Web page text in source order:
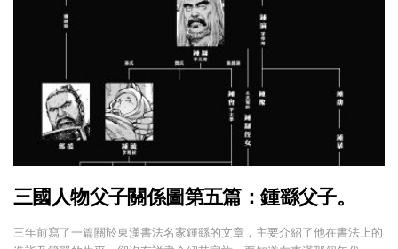
三國人物父子關係圖第五篇：鍾繇父子。
三年前寫了一篇關於東漢書法名家鍾繇的文章，主要介紹了他在書法上的